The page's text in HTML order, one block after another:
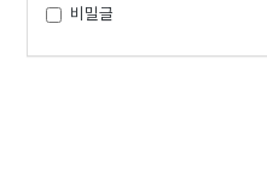
비밀글